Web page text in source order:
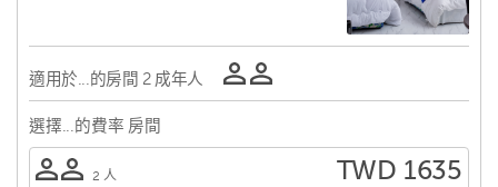
適用於...的房間 2 成年人
選擇...的費率 房間
2 人 TWD 1635